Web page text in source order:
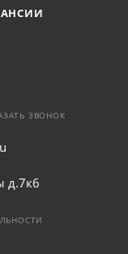
ЗВОНОК
д.7к6